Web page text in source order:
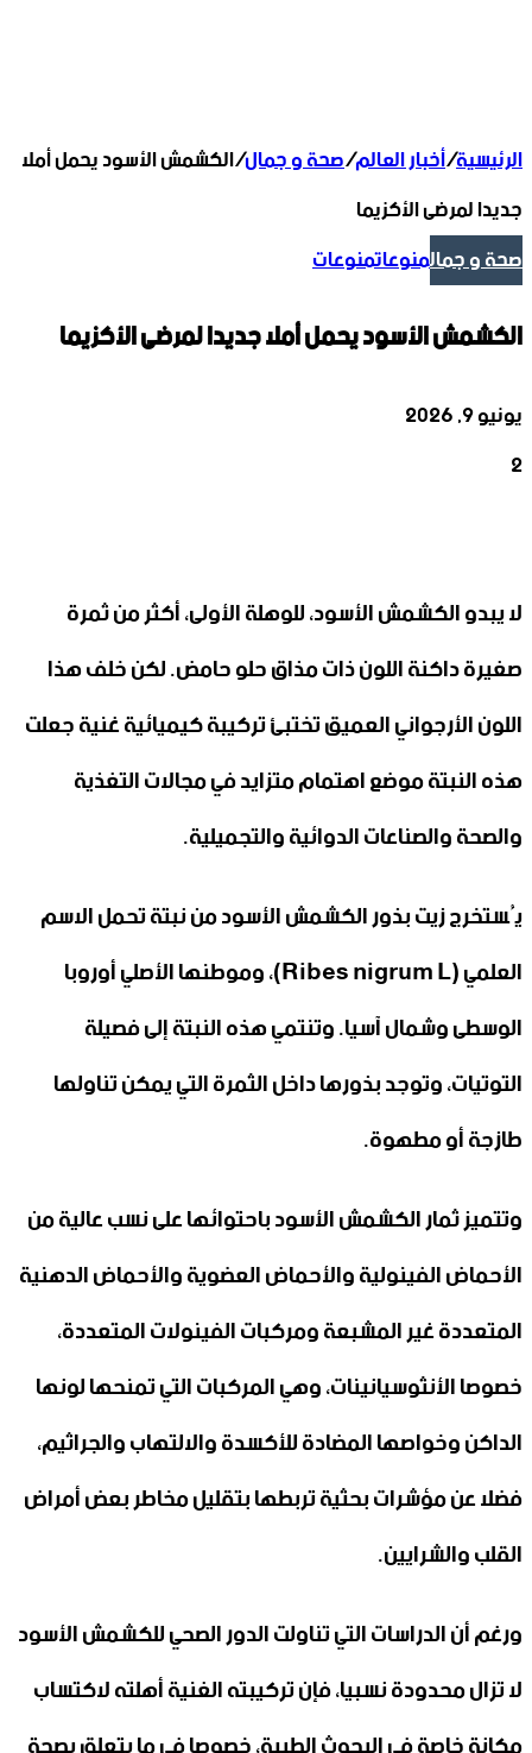
الرئيسية/أخبار العالم/صحة و جمال/الكشمش الأسود يحمل أملا
جديدا لمرضى الأكزيما
صحة و جمالمنوعاتمنوعات
الكشمش الأسود يحمل أملا جديدا لمرضى الأكزيما
يونيو 9, 2026
2
لا يبدو الكشمش الأسود، للوهلة الأولى، أكثر من ثمرة
صغيرة داكنة اللون ذات مذاق حلو حامض. لكن خلف هذا
اللون الأرجواني العميق تختبئ تركيبة كيميائية غنية جعلت
هذه النبتة موضع اهتمام متزايد في مجالات التغذية
والصحة والصناعات الدوائية والتجميلية.
يُستخرج زيت بذور الكشمش الأسود من نبتة تحمل الاسم
العلمي (Ribes nigrum L)، وموطنها الأصلي أوروبا
الوسطى وشمال آسيا. وتنتمي هذه النبتة إلى فصيلة
التوتيات، وتوجد بذورها داخل الثمرة التي يمكن تناولها
طازجة أو مطهوة.
وتتميز ثمار الكشمش الأسود باحتوائها على نسب عالية من
الأحماض الفينولية والأحماض العضوية والأحماض الدهنية
المتعددة غير المشبعة ومركبات الفينولات المتعددة،
خصوصا الأنثوسيانينات، وهي المركبات التي تمنحها لونها
الداكن وخواصها المضادة للأكسدة والالتهاب والجراثيم،
فضلا عن مؤشرات بحثية تربطها بتقليل مخاطر بعض أمراض
القلب والشرايين.
ورغم أن الدراسات التي تناولت الدور الصحي للكشمش الأسود
لا تزال محدودة نسبيا، فإن تركيبته الغنية أهلته لاكتساب